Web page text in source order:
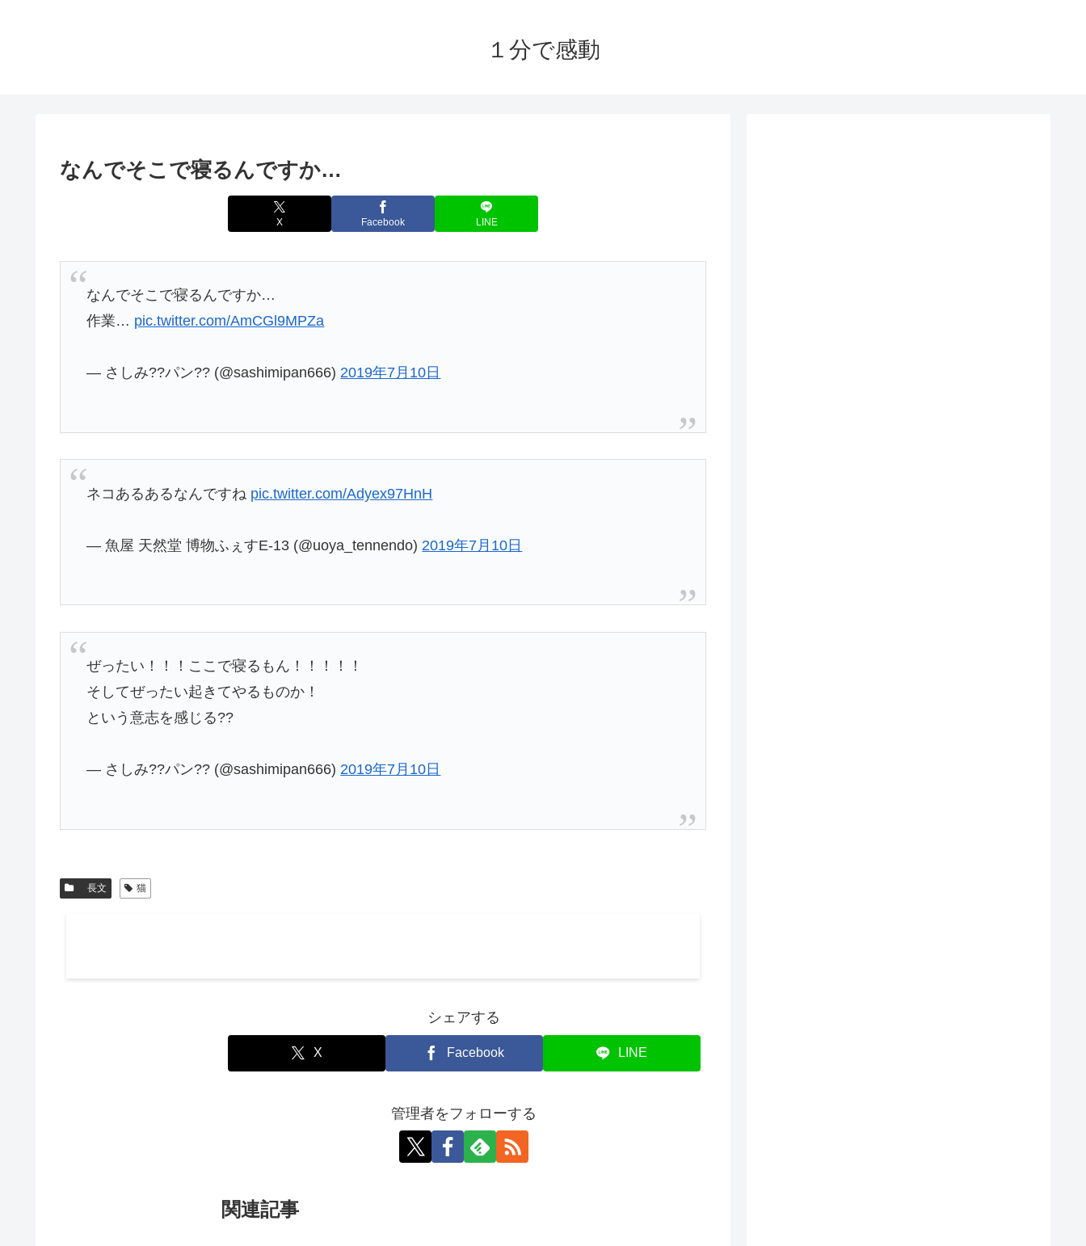
１分で感動
なんでそこで寝るんですか…
X Facebook LINE
なんでそこで寝るんですか…
作業… pic.twitter.com/AmCGl9MPZa
— さしみ??パン?? (@sashimipan666) 2019年7月10日
ネコあるあるなんですね pic.twitter.com/Adyex97HnH
— 魚屋 天然堂 博物ふぇすE-13 (@uoya_tennendo) 2019年7月10日
ぜったい！！！ここで寝るもん！！！！！
そしてぜったい起きてやるものか！
という意志を感じる??
— さしみ??パン?? (@sashimipan666) 2019年7月10日
長文 猫
シェアする
X Facebook LINE
管理者をフォローする
関連記事